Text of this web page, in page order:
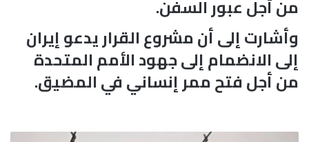
من أجل عبور السفن.
وأشارت إلى أن مشروع القرار يدعو إيران
إلى الانضمام إلى جهود الأمم المتحدة
من أجل فتح ممر إنساني في المضيق.